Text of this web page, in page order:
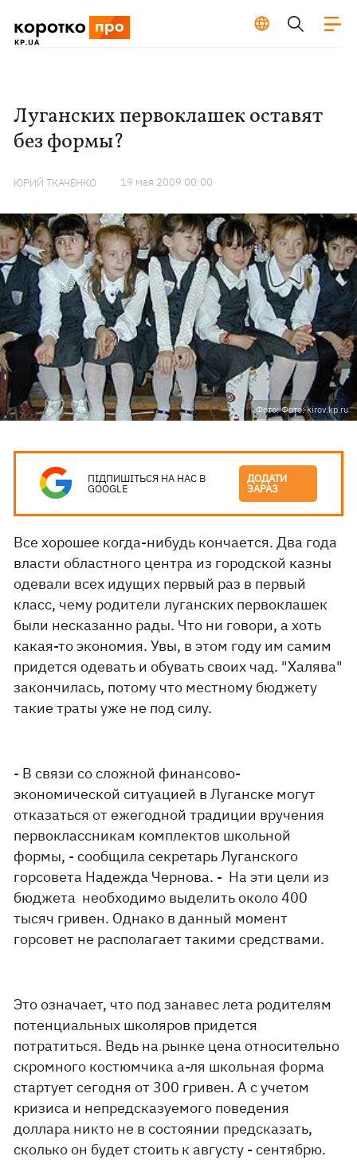
Луганских первоклашек оставят
без формы?
ЮРИЙ ТКАЧЕНКО 19 мая 2009 00:00
Фото: Фото: kirov.kp.ru
ПІДПИШІТЬСЯ НА НАС В
GOOGLE
ДОДАТИ
ЗАРАЗ
Все хорошее когда-нибудь кончается. Два года
власти областного центра из городской казны
одевали всех идущих первый раз в первый
класс, чему родители луганских первоклашек
были несказанно рады. Что ни говори, а хоть
какая-то экономия. Увы, в этом году им самим
придется одевать и обувать своих чад. "Халява"
закончилась, потому что местному бюджету
такие траты уже не под силу.
- В связи со сложной финансово-
экономической ситуацией в Луганске могут
отказаться от ежегодной традиции вручения
первоклассникам комплектов школьной
формы, - сообщила секретарь Луганского
горсовета Надежда Чернова. - На эти цели из
бюджета необходимо выделить около 400
тысяч гривен. Однако в данный момент
горсовет не располагает такими средствами.
Это означает, что под занавес лета родителям
потенциальных школяров придется
потратиться. Ведь на рынке цена относительно
скромного костюмчика а-ля школьная форма
стартует сегодня от 300 гривен. А с учетом
кризиса и непредсказуемого поведения
доллара никто не в состоянии предсказать,
сколько он будет стоить к августу - сентябрю.